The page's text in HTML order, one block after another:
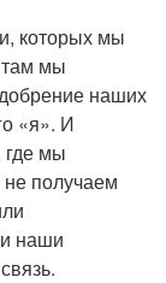
которых мы
мы
наших
«я». И
где мы
получаем
наши